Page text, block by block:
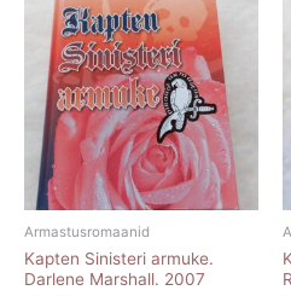
Armastusromaanid
Kapten Sinisteri armuke.
Darlene Marshall. 2007